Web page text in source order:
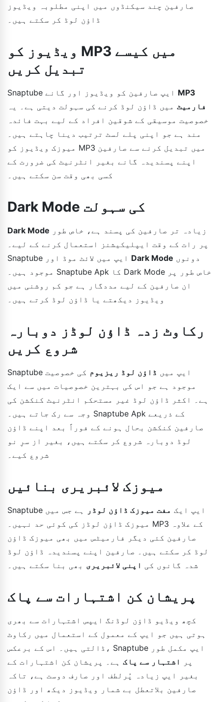
صارفین چند سیکنڈوں میں اپنی مطلوبہ ویڈیوز
ڈاؤن لوڈ کر سکتے ہیں۔
ویڈیوز کو MP3 میں کیسے
تبدیل کریں
MP3
فارمیٹ میں ڈاؤن لوڈ کرنے کی سہولت دیتی ہے۔ یہ
خصوصیت موسیقی کے شوقین افراد کے لیے بہت فائدہ
مند ہے جو اپنی پلے لسٹ ترتیب دینا چاہتے ہیں۔
میوزک ویڈیوز کو MP3 میں تبدیل کرنے سے صارفین
اپنے پسندیدہ گانے بغیر انٹرنیٹ کی ضرورت کے
کسی بھی وقت سن سکتے ہیں۔
Dark Mode کی سہولت
Dark Mode
پر رات کے وقت ایپلیکیشنز استعمال کرنے کے لیے۔
Dark Mode
موجود ہیں۔ Snaptube Apk کا Dark Mode خاص طور پر
ان صارفین کے لیے مددگار ہے جو کم روشنی میں
ویڈیوز دیکھتے یا ڈاؤن لوڈ کرتے ہیں۔
رکاوٹ زدہ ڈاؤن لوڈز دوبارہ
شروع کریں
Snaptube ایپ میں ڈاؤن لوڈ ریزیوم کی خصوصیت
موجود ہے جو اس کی بہترین خصوصیات میں سے ایک
ہے۔ اکثر ڈاؤن لوڈ غیر مستحکم انٹرنیٹ کنکشن کی
وجہ سے رک جاتے ہیں۔ Snaptube Apk کے ذریعے
صارفین کنکشن بحال ہونے کے فوراً بعد اپنے ڈاؤن
لوڈ دوبارہ شروع کر سکتے ہیں، بغیر از سرِ نو
شروع کیے۔
میوزک لائبریری بنائیں
Snaptube ایپ ایک مفت میوزک ڈاؤن لوڈر
ہے جس میں
میوزک ڈاؤن لوڈز کی کوئی حد نہیں۔ MP3 کے علاوہ
صارفین کئی دیگر فارمیٹس میں بھی میوزک ڈاؤن
لوڈ کر سکتے ہیں۔ صارفین اپنے پسندیدہ ڈاؤن لوڈ
شدہ گانوں کی اپنی لائبریری بھی بنا سکتے ہیں۔
پریشان کن اشتہارات سے پاک
کچھ ویڈیو ڈاؤن لوڈنگ ایپس اشتہارات سے بھری
ہوتی ہیں جو ایپ کے معمول کے استعمال میں رکاوٹ
ڈالتی ہیں۔ اس کے برعکس، Snaptube ایپ مکمل طور
پر
اشتہار سے پاک ہے۔ پریشان کن اشتہارات کے
بغیر ایپ زیادہ پُرلطف اور صارف دوست ہے، تاکہ
صارفین بلاتعطل بے شمار ویڈیوز دیکھ اور ڈاؤن